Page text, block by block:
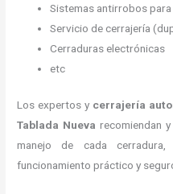
Sistemas antirrobos
Servicio de cerrajería
Cerraduras electrónicas
etc
Los expertos y cerrajería
Tablada Nueva recomiendan y
manejo de cada
funcionamiento práctico y